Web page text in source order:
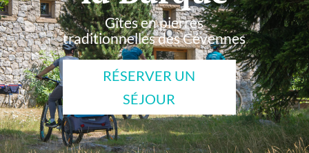
Gîtes en pierres
traditionnelles des Cévennes
RÉSERVER UN
SÉJOUR